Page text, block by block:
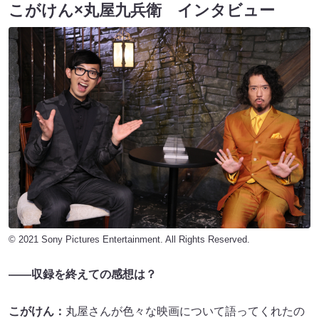
こがけん×丸屋九兵衛 インタビュー
© 2021 Sony Pictures Entertainment. All Rights Reserved.
――収録を終えての感想は？
こがけん： 丸屋さんが色々な映画について語ってくれたの